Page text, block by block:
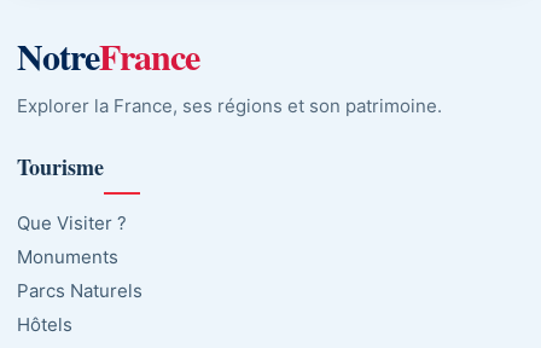
NotreFrance
Explorer la France, ses régions et son patrimoine.
Tourisme
Que Visiter ?
Monuments
Parcs Naturels
Hôtels